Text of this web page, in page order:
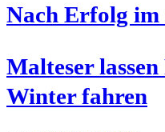
Nach Erfolg im
Mal­te­ser
Win­ter fahren